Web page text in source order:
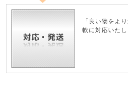
「良い物をよ
軟に対応いたし